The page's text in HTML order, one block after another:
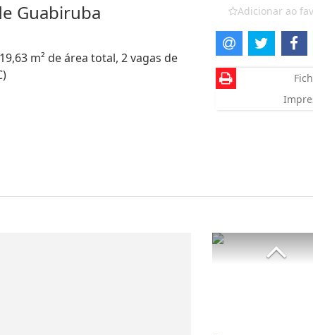
Guabiruba
m² de área total, 2 vagas de
Adicionar ao